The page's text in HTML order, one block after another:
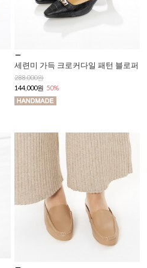
세련미 가득 크로커다일 패턴 블로퍼
288,000원
144,000원 50%